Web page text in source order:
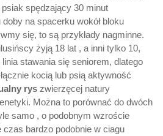
spędzający 30 minut
na spacerku wokół bloku
się, to są przykłady nagminne.
żyją 18 lat , a inni tylko 10,
stawania się seniorem, dlatego
kocią lub psią aktywność
rys zwierzęcej natury
Można to porównać do dwóch
samo , o podobnym wzroście
czas bardzo podobnie w ciagu